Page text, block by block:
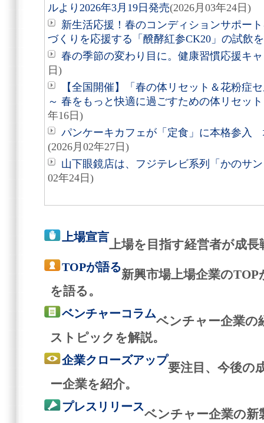
ルより2026年3月19日発売(2026月03年24日)
新生活応援！春のコンディションサポー
づくりを応援する「醗酵紅参CK20」の試飲
春の季節の変わり目に。健康習慣応援キ
日)
【全国開催】「春の体リセット＆花粉症
～ 春をもっと快適に過ごすための体リセッ
年16日)
パンケーキカフェが「定食」に本格参入
(2026月02年27日)
山下眼鏡店は、フジテレビ系列「かのサ
02年24日)
上場宣言
上場を目指す経営者が成
TOPが語る
新興市場上場企業の
を語る。
ベンチャーコラム
ベンチャー企業の
ストピックを解説。
企業クローズアップ
要注目、今後の
ー企業を紹介。
プレスリリース
ベンチャー企業の新